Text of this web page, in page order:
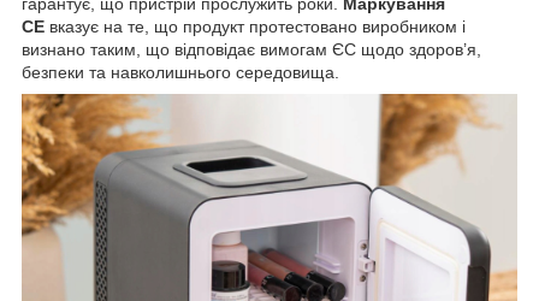
гарантує, що пристрій прослужить роки. Маркування
CE вказує на те, що продукт протестовано виробником і
визнано таким, що відповідає вимогам ЄС щодо здоров’я,
безпеки та навколишнього середовища.